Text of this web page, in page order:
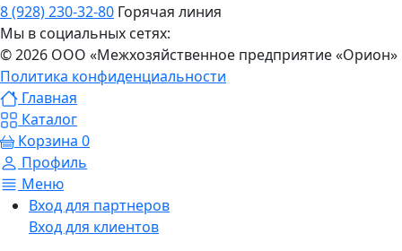
8 (928) 230-32-80 Горячая линия
Мы в социальных сетях:
© 2026 ООО «Межхозяйственное предприятие «Орион»
Политика конфиденциальности
Главная
Каталог
Корзина 0
Профиль
Меню
Вход для партнеров
Вход для клиентов